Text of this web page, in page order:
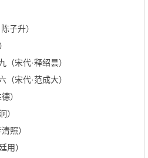
子升）
（宋代·释绍昙）
（宋代·范成大）
）
）
照）
用）